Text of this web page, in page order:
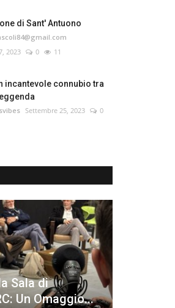
di Sant' Antuono
2023
0 11
incantevole connubio tra
Settembre 25, 2023
0
Sala di
Un Omaggio...